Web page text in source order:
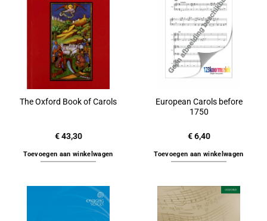
The Oxford Book of Carols
€43,30
Toevoegen aan winkelwagen
European Carols before
1750
€6,40
Toevoegen aan winkelwagen